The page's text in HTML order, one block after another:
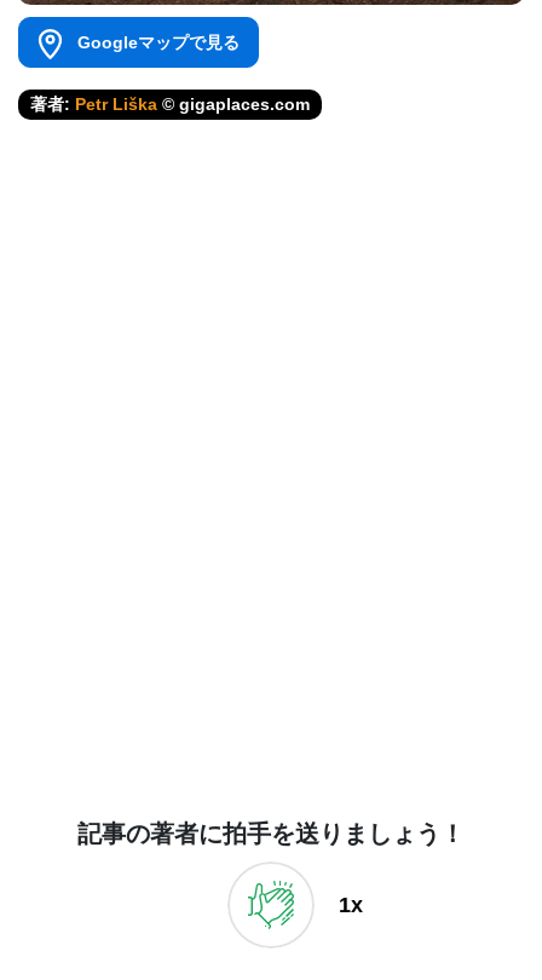
Googleマップで見る
著者: Petr Liška © gigaplaces.com
記事の著者に拍手を送りましょう！
1x